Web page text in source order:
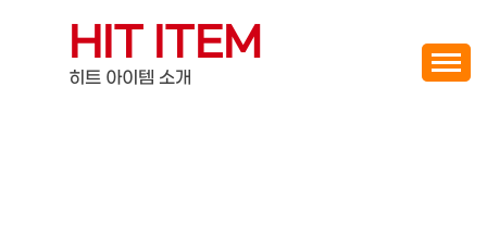
contentHIT ITEM
히트 아이템 소개